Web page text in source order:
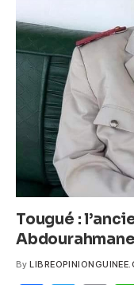
b
o
o
k
Tougué :
By